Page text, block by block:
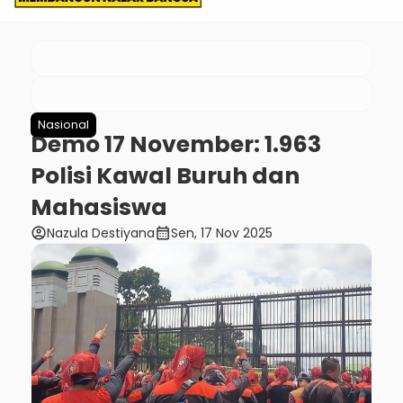
Nasional
Demo 17 November: 1.963
Polisi Kawal Buruh dan
Mahasiswa
account_circleNazula Destiyanacalendar_monthSen, 17 Nov 2025